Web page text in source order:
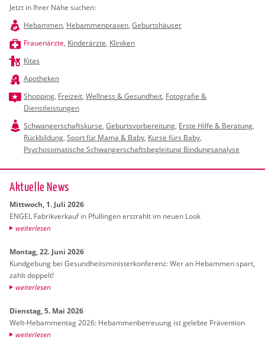
Jetzt in Ihrer Nähe suchen:
Hebammen, Hebammenpraxen, Geburtshäuser
Frauenärzte, Kinderärzte, Kliniken
Kitas
Apotheken
Shopping, Freizeit, Wellness & Gesundheit, Fotografie &
Dienstleistungen
Schwangerschaftskurse, Geburtsvorbereitung, Erste Hilfe & Beratung,
Rückbildung, Sport für Mama & Baby, Kurse fürs Baby,
Psychosomatische Schwangerschaftsbegleitung Bindungsanalyse
Ak­tu­el­le News
Mitt­woch, 1. Juli 2026
ENGEL Fa­brik­ver­kauf in Pful­lin­gen er­strahlt im neuen Look
wei­ter­le­sen
Mon­tag, 22. Juni 2026
Kund­ge­bung bei Ge­sund­heits­mi­nis­ter­kon­fe­renz: Wer an Heb­am­men spart,
zahlt dop­pelt!
wei­ter­le­sen
Diens­tag, 5. Mai 2026
Welt-Heb­am­men­tag 2026: Heb­am­men­be­treu­ung ist ge­leb­te Prä­ven­ti­on
wei­ter­le­sen